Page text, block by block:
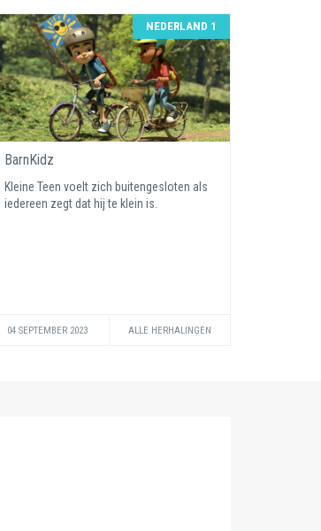
NEDERLAND 1
BarnKidz
Kleine Teen voelt zich buitengesloten als
iedereen zegt dat hij te klein is.
04 SEPTEMBER 2023 ALLE HERHALINGEN